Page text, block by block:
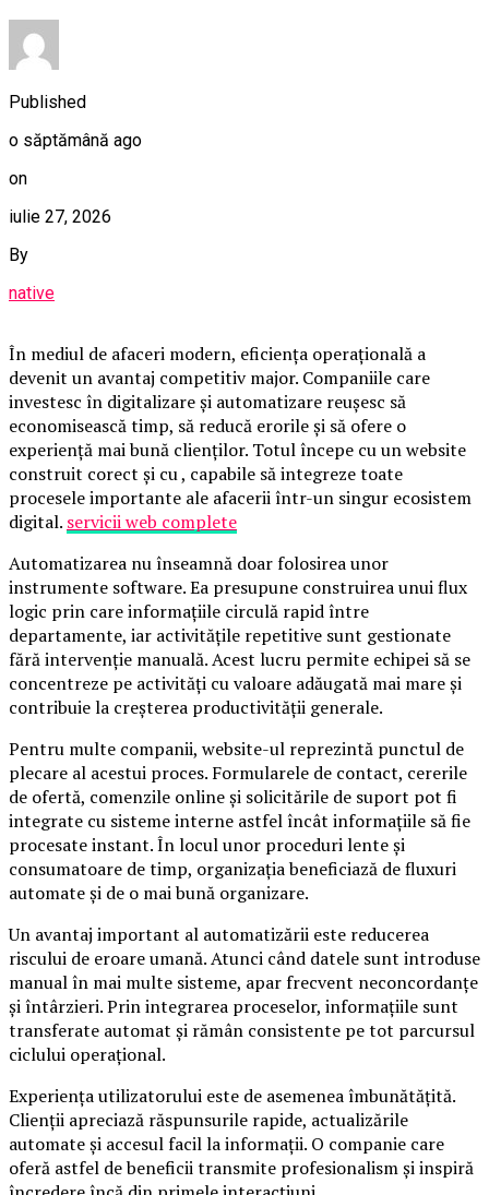
Published
o săptămână ago
on
iulie 27, 2026
By
native
În mediul de afaceri modern, eficiența operațională a
devenit un avantaj competitiv major. Companiile care
investesc în digitalizare și automatizare reușesc să
economisească timp, să reducă erorile și să ofere o
experiență mai bună clienților. Totul începe cu un website
construit corect și cu , capabile să integreze toate
procesele importante ale afacerii într-un singur ecosistem
digital. servicii web complete
Automatizarea nu înseamnă doar folosirea unor
instrumente software. Ea presupune construirea unui flux
logic prin care informațiile circulă rapid între
departamente, iar activitățile repetitive sunt gestionate
fără intervenție manuală. Acest lucru permite echipei să se
concentreze pe activități cu valoare adăugată mai mare și
contribuie la creșterea productivității generale.
Pentru multe companii, website-ul reprezintă punctul de
plecare al acestui proces. Formularele de contact, cererile
de ofertă, comenzile online și solicitările de suport pot fi
integrate cu sisteme interne astfel încât informațiile să fie
procesate instant. În locul unor proceduri lente și
consumatoare de timp, organizația beneficiază de fluxuri
automate și de o mai bună organizare.
Un avantaj important al automatizării este reducerea
riscului de eroare umană. Atunci când datele sunt introduse
manual în mai multe sisteme, apar frecvent neconcordanțe
și întârzieri. Prin integrarea proceselor, informațiile sunt
transferate automat și rămân consistente pe tot parcursul
ciclului operațional.
Experiența utilizatorului este de asemenea îmbunătățită.
Clienții apreciază răspunsurile rapide, actualizările
automate și accesul facil la informații. O companie care
oferă astfel de beneficii transmite profesionalism și inspiră